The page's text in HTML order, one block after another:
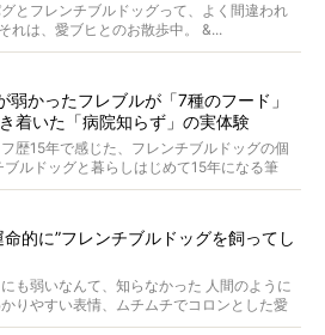
グとフレンチブルドッグって、よく間違われ
れは、愛ブヒとのお散歩中。 &...
弱かったフレブルが「7種のフード」
着いた「病院知らず」の実体験
歴15年で感じた、フレンチブルドッグの個
ブルドッグと暮らしはじめて15年になる筆
命的に”フレンチブルドッグを飼ってし
も弱いなんて、知らなかった 人間のように
りやすい表情、ムチムチでコロンとした愛